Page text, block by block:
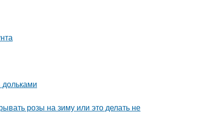
розы на зиму или это делать не